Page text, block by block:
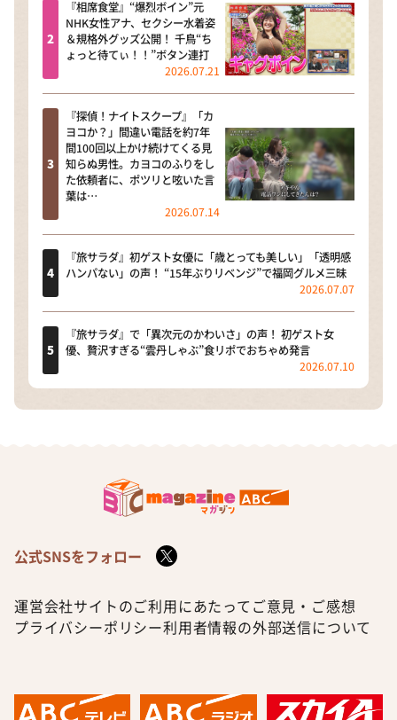
『相席食堂』“爆烈ボイン”元
NHK女性アナ、セクシー水着姿
＆規格外グッズ公開！ 千鳥“ち
ょっと待てぃ！！”ボタン連打
2026.07.21
『探偵！ナイトスクープ』「カ
ヨコか？」間違い電話を約7年
間100回以上かけ続けてくる見
知らぬ男性。カヨコのふりをし
た依頼者に、ポツリと呟いた言
葉は…
2026.07.14
『旅サラダ』初ゲスト女優に「歳とっても美しい」「透明感
ハンパない」の声！ “15年ぶりリベンジ”で福岡グルメ三昧
2026.07.07
『旅サラダ』で「異次元のかわいさ」の声！ 初ゲスト女
優、贅沢すぎる“雲丹しゃぶ”食リポでおちゃめ発言
2026.07.10
公式SNSをフォロー
運営会社サイトのご利用にあたって ご意見・ご感想
プライバシーポリシー利用者情報の外部送信について